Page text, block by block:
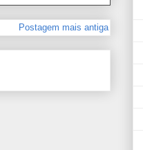
Postagem mais antiga